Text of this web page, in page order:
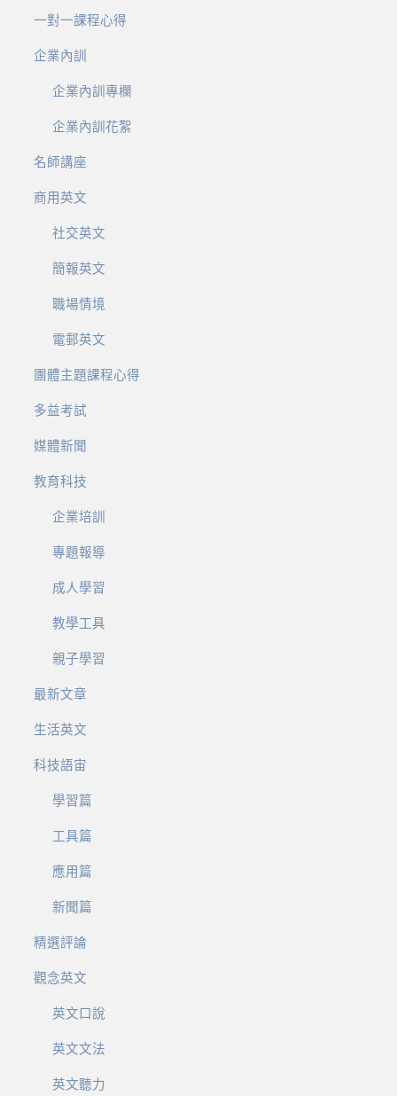
一對一課程心得
企業內訓
企業內訓專欄
企業內訓花絮
名師講座
商用英文
社交英文
簡報英文
職場情境
電郵英文
團體主題課程心得
多益考試
媒體新聞
教育科技
企業培訓
專題報導
成人學習
教學工具
親子學習
最新文章
生活英文
科技語宙
學習篇
工具篇
應用篇
新聞篇
精選評論
觀念英文
英文口說
英文文法
英文聽力